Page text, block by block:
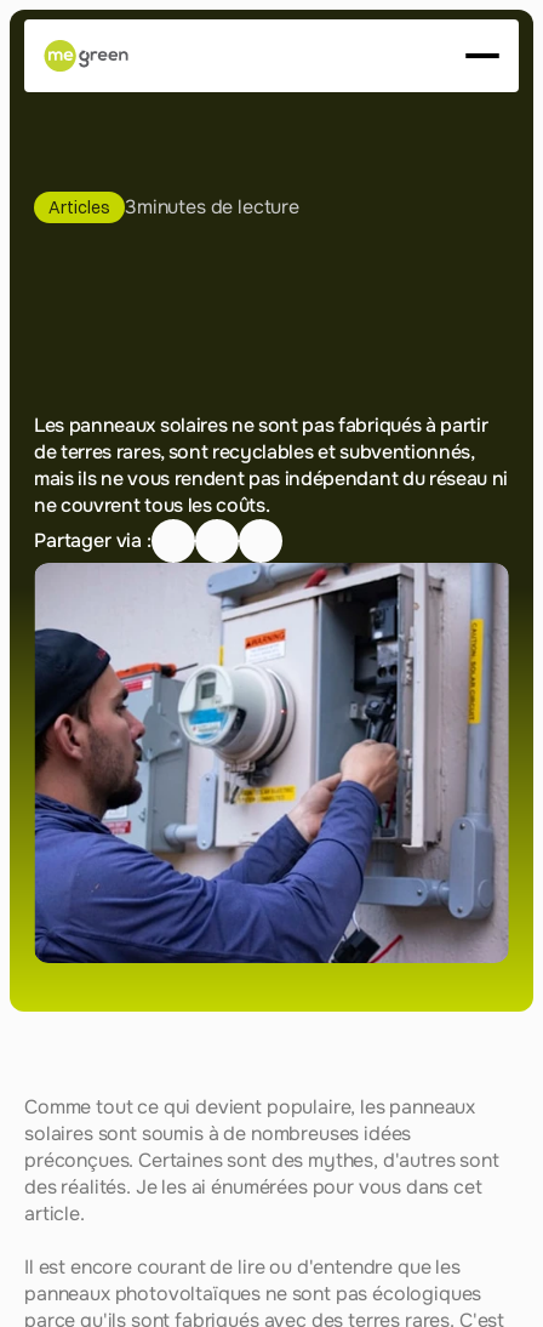
Presse
Articles 3minutes de lecture
Les panneaux solaires ne sont pas fabriqués à partir
de terres rares, sont recyclables et subventionnés,
mais ils ne vous rendent pas indépendant du réseau ni
ne couvrent tous les coûts.
Partager via :
Comme tout ce qui devient populaire, les panneaux
solaires sont soumis à de nombreuses idées
préconçues. Certaines sont des mythes, d'autres sont
des réalités. Je les ai énumérées pour vous dans cet
article.
Il est encore courant de lire ou d'entendre que les
panneaux photovoltaïques ne sont pas écologiques
parce qu'ils sont fabriqués avec des terres rares. C'est